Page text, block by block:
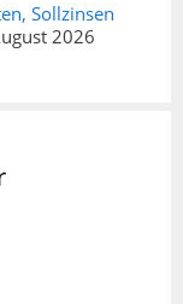
Sollzinsen
2026